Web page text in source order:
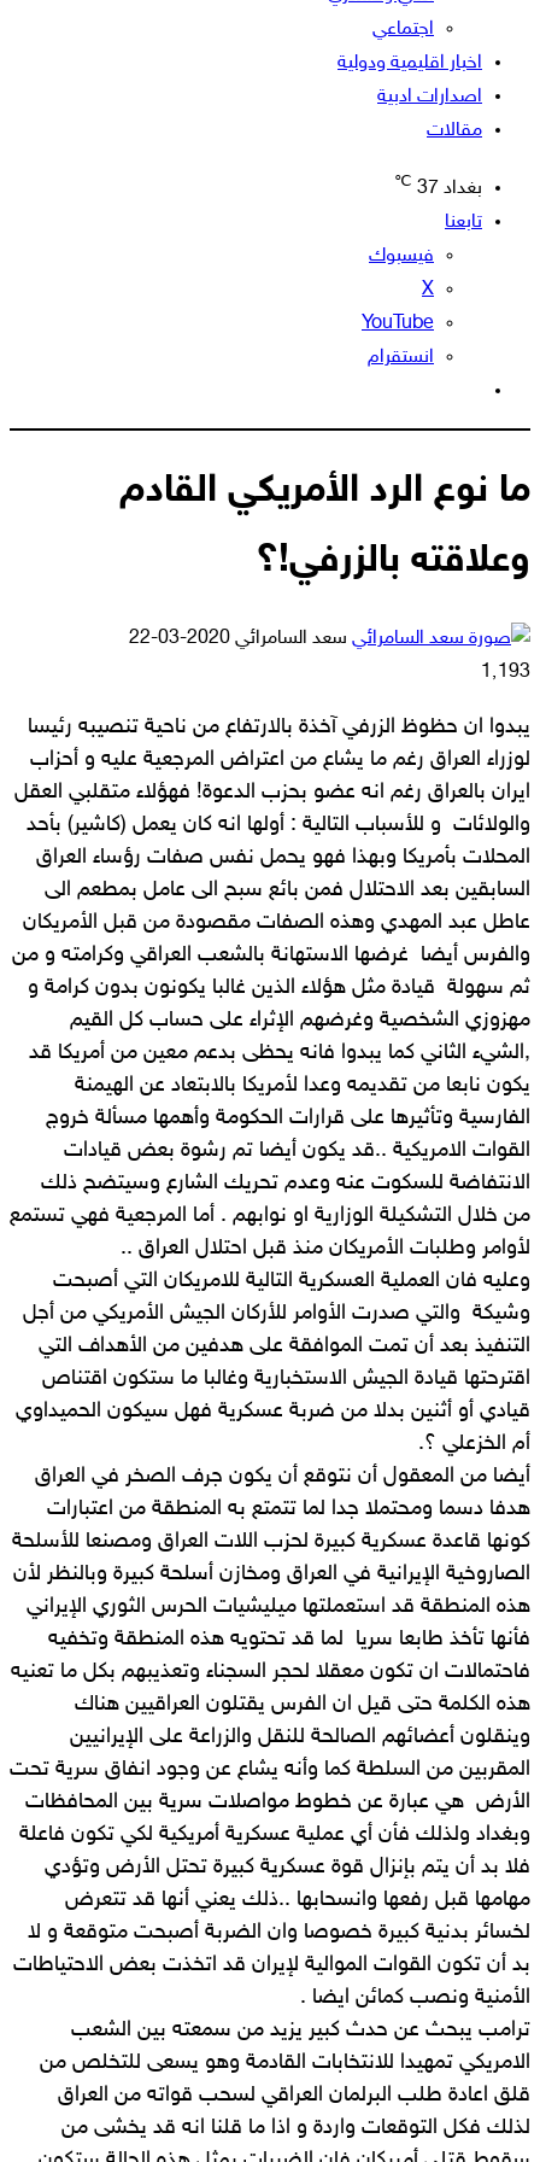
اجتماعي
اخبار اقليمية ودولية
اصدارات ادبية
مقالات
بغداد 37
℃
تابعنا
فيسبوك
‫X
‫YouTube
انستقرام
المظلم
ما نوع الرد الأمريكي القادم
وعلاقته بالزرفي!؟
سعد السامرائي أرسل
2020-03-22
1٬193
يبدوا ان حظوظ الزرفي آخذة بالارتفاع من ناحية تنصيبه رئيسا
لوزراء العراق رغم ما يشاع من اعتراض المرجعية عليه و أحزاب
ايران بالعراق رغم انه عضو بحزب الدعوة! فهؤلاء متقلبي العقل
والولائات و للأسباب التالية : أولها انه كان يعمل (كاشير) بأحد
المحلات بأمريكا وبهذا فهو يحمل نفس صفات رؤساء العراق
السابقين بعد الاحتلال فمن بائع سبح الى عامل بمطعم الى
عاطل عبد المهدي وهذه الصفات مقصودة من قبل الأمريكان
والفرس أيضا غرضها الاستهانة بالشعب العراقي وكرامته و من
ثم سهولة قيادة مثل هؤلاء الذين غالبا يكونون بدون كرامة و
مهزوزي الشخصية وغرضهم الإثراء على حساب كل القيم
,الشيء الثاني كما يبدوا فانه يحظى بدعم معين من أمريكا قد
يكون نابعا من تقديمه وعدا لأمريكا بالابتعاد عن الهيمنة
الفارسية وتأثيرها على قرارات الحكومة وأهمها مسألة خروج
القوات الامريكية ..قد يكون أيضا تم رشوة بعض قيادات
الانتفاضة للسكوت عنه وعدم تحريك الشارع وسيتضح ذلك
من خلال التشكيلة الوزارية او نوابهم . أما المرجعية فهي تستمع
لأوامر وطلبات الأمريكان منذ قبل احتلال العراق ..
وعليه فان العملية العسكرية التالية للامريكان التي أصبحت
وشيكة والتي صدرت الأوامر للأركان الجيش الأمريكي من أجل
التنفيذ بعد أن تمت الموافقة على هدفين من الأهداف التي
اقترحتها قيادة الجيش الاستخبارية وغالبا ما ستكون اقتناص
قيادي أو أثنين بدلا من ضربة عسكرية فهل سيكون الحميداوي
أم الخزعلي ؟.
أيضا من المعقول أن نتوقع أن يكون جرف الصخر في العراق
هدفا دسما ومحتملا جدا لما تتمتع به المنطقة من اعتبارات
كونها قاعدة عسكرية كبيرة لحزب اللات العراق ومصنعا للأسلحة
الصاروخية الإيرانية في العراق ومخازن أسلحة كبيرة وبالنظر لأن
هذه المنطقة قد استعملتها ميليشيات الحرس الثوري الإيراني
فأنها تأخذ طابعا سريا لما قد تحتويه هذه المنطقة وتخفيه
فاحتمالات ان تكون معقلا لحجر السجناء وتعذيبهم بكل ما تعنيه
هذه الكلمة حتى قيل ان الفرس يقتلون العراقيين هناك
وينقلون أعضائهم الصالحة للنقل والزراعة على الإيرانيين
المقربين من السلطة كما وأنه يشاع عن وجود انفاق سرية تحت
الأرض هي عبارة عن خطوط مواصلات سرية بين المحافظات
وبغداد ولذلك فأن أي عملية عسكرية أمريكية لكي تكون فاعلة
فلا بد أن يتم بإنزال قوة عسكرية كبيرة تحتل الأرض وتؤدي
مهامها قبل رفعها وانسحابها ..ذلك يعني أنها قد تتعرض
لخسائر بدنية كبيرة خصوصا وان الضربة أصبحت متوقعة و لا
بد أن تكون القوات الموالية لإيران قد اتخذت بعض الاحتياطات
الأمنية ونصب كمائن ايضا .
ترامب يبحث عن حدث كبير يزيد من سمعته بين الشعب
الامريكي تمهيدا للانتخابات القادمة وهو يسعى للتخلص من
قلق اعادة طلب البرلمان العراقي لسحب قواته من العراق
لذلك فكل التوقعات واردة و اذا ما قلنا انه قد يخشى من